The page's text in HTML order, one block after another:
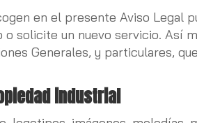
en el presente Aviso Legal
solicite un nuevo servicio. Así
Generales, y particulares,
industrial